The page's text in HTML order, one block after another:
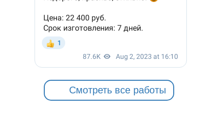
Смотреть все работы